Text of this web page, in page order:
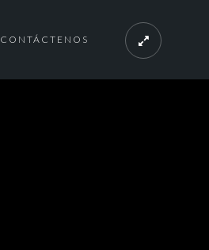
CONTÁCTENOS